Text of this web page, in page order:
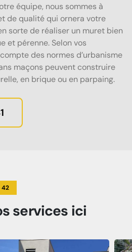
équipe, nous sommes à
de qualité qui ornera votre
sorte de réaliser un muret bien
et pérenne. Selon vos
des normes d’urbanisme
maçons peuvent construire
en brique ou en parpaing.
42
services ici